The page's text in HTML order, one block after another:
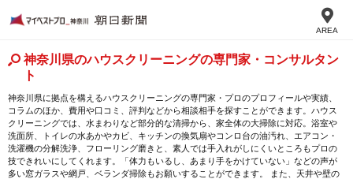
AREA
神奈川県のハウスクリーニングの専門家・コンサルタン
ト
神奈川県に拠点を構えるハウスクリーニングの専門家・プロのプロフィールや実績、
コラムのほか、費用や口コミ、評判などから相談相手を探すことができます。ハウス
クリーニングでは、水まわりなど部分的な清掃から、家全体の大掃除に対応。浴室や
洗面所、トイレの水あかやカビ、キッチンの換気扇やコンロ台の油汚れ、エアコン・
洗濯機の分解洗浄、フローリング磨きと、素人では手入れがしにくいところもプロの
技できれいにしてくれます。「体力もいるし、あまり手をかけていない」などの声が
多い窓ガラスや網戸、ベランダ掃除もお願いすることができます。 また、天井や壁の